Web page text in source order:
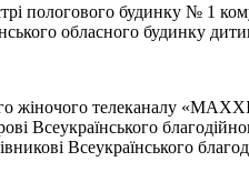
пологового будинку № 1
обласного будинку
жіночого телеканалу
Всеукраїнського